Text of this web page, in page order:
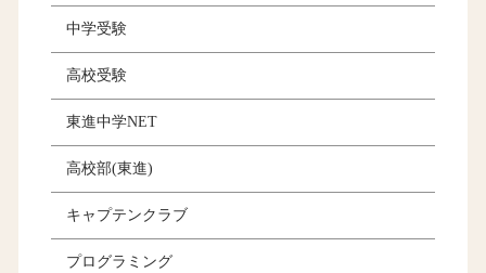
中学受験
高校受験
東進中学NET
高校部(東進)
キャプテンクラブ
プログラミング